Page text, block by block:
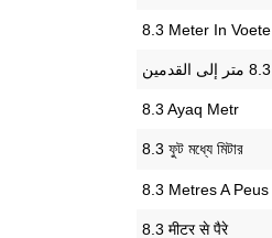
‎8.3 Meter In Voete
‎8.3 Ayaq Metr
‎8.3 ফুট মধ্যে মিটার
‎8.3 Metres A Peus
‎8.3 मीटर से पैरे